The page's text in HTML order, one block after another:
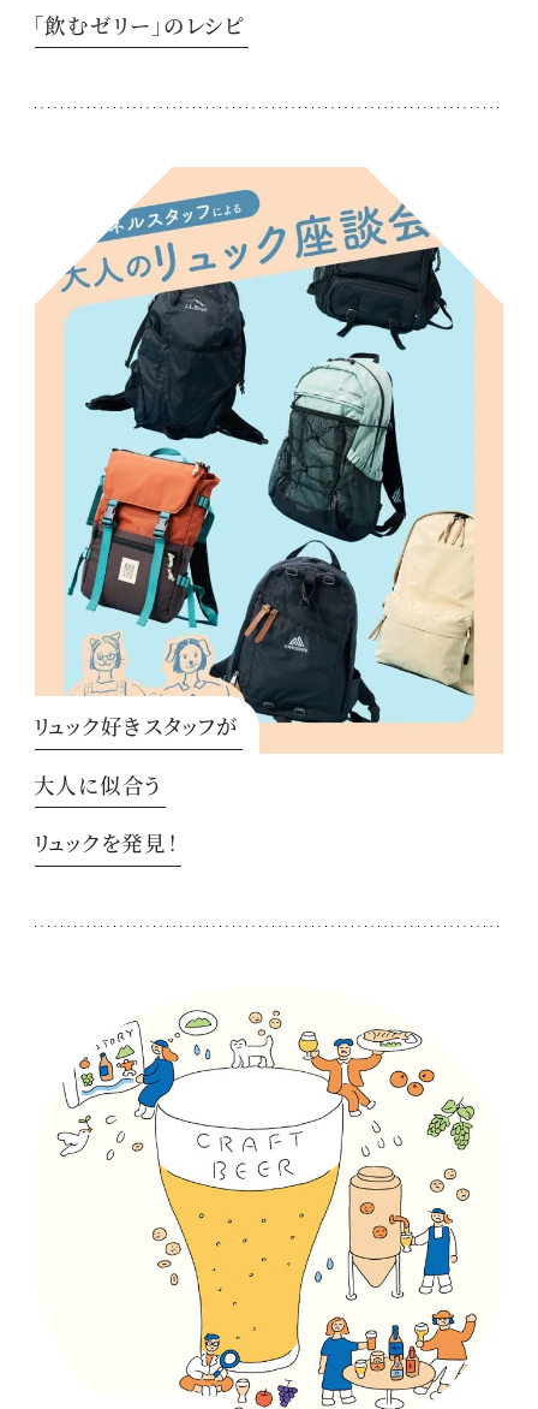
「飲むゼリー」のレシピ
リュック好きスタッフが
大人に似合う
リュックを発見！